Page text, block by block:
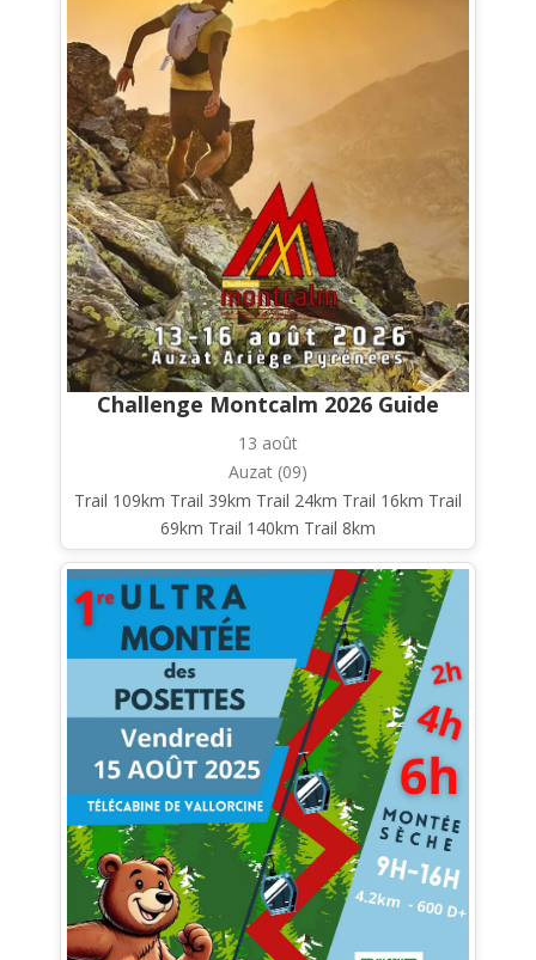
Challenge Montcalm 2026 Guide
13 août
Auzat (09)
Trail 109km Trail 39km Trail 24km Trail 16km Trail
69km Trail 140km Trail 8km